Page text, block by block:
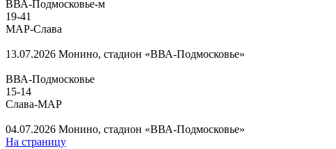
ВВА-Подмосковье-м
19-41
МАР-Слава
13.07.2026 Монино, стадион «ВВА-Подмосковье»
ВВА-Подмосковье
15-14
Слава-МАР
04.07.2026 Монино, стадион «ВВА-Подмосковье»
На страницу